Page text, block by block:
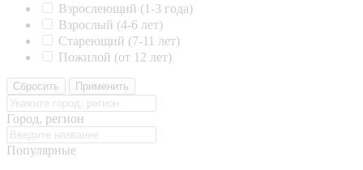
Взрослеющий (1-3 года)
Взрослый (4-6 лет)
Стареющий (7-11 лет)
Пожилой (от 12 лет)
Сбросить Применить
Город, регион
Популярные